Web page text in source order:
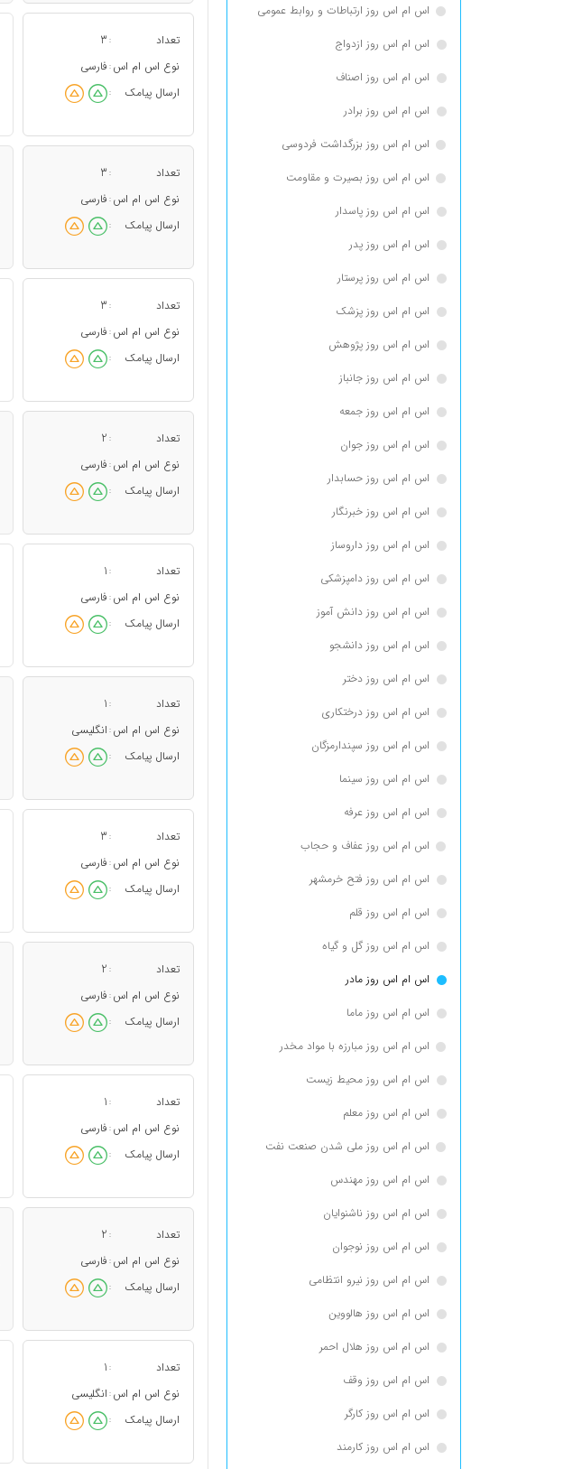
اس ام اس روز ارتباطات و روابط عمومی
اس ام اس روز ازدواج
اس ام اس روز اصناف
اس ام اس روز برادر
اس ام اس روز بزرگداشت فردوسی
اس ام اس روز بصیرت و مقاومت
اس ام اس روز پاسدار
اس ام اس روز پدر
اس ام اس روز پرستار
اس ام اس روز پزشک
اس ام اس روز پژوهش
اس ام اس روز جانباز
اس ام اس روز جمعه
اس ام اس روز جوان
اس ام اس روز حسابدار
اس ام اس روز خبرنگار
اس ام اس روز داروساز
اس ام اس روز دامپزشکی
اس ام اس روز دانش آموز
اس ام اس روز دانشجو
اس ام اس روز دختر
اس ام اس روز درختکاری
اس ام اس روز سپندارمزگان
اس ام اس روز سینما
اس ام اس روز عرفه
اس ام اس روز عفاف و حجاب
اس ام اس روز فتح خرمشهر
اس ام اس روز قلم
اس ام اس روز گل و گیاه
اس ام اس روز مادر
اس ام اس روز ماما
اس ام اس روز مبارزه با مواد مخدر
اس ام اس روز محیط زیست
اس ام اس روز معلم
اس ام اس روز ملی شدن صنعت نفت
اس ام اس روز مهندس
اس ام اس روز ناشنوایان
اس ام اس روز نوجوان
اس ام اس روز نیرو انتظامی
اس ام اس روز هالووین
اس ام اس روز هلال احمر
اس ام اس روز وقف
اس ام اس روز کارگر
اس ام اس روز کارمند
تعداد :
3
نوع اس ام اس : فارسی
ارسال پیامک
:
تعداد :
3
نوع اس ام اس : فارسی
ارسال پیامک
:
تعداد :
3
نوع اس ام اس : فارسی
ارسال پیامک
:
تعداد :
2
نوع اس ام اس : فارسی
ارسال پیامک
:
تعداد :
1
نوع اس ام اس : فارسی
ارسال پیامک
:
تعداد :
1
نوع اس ام اس : انگلیسی
ارسال پیامک
:
تعداد :
3
نوع اس ام اس : فارسی
ارسال پیامک
:
تعداد :
2
نوع اس ام اس : فارسی
ارسال پیامک
:
تعداد :
1
نوع اس ام اس : فارسی
ارسال پیامک
:
تعداد :
2
نوع اس ام اس : فارسی
ارسال پیامک
:
تعداد :
1
نوع اس ام اس : انگلیسی
ارسال پیامک
: